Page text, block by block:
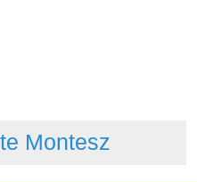
Montesz